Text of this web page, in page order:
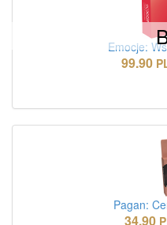
Emocje:
99.90
Pagan:
34.90